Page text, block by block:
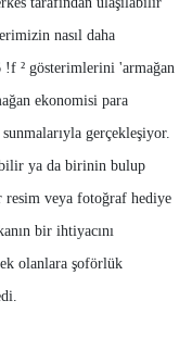
nasıl daha
!f ² gösterimlerini 'armağan
ekonomisi para
gerçekleşiyor.
ya da birinin bulup
resim veya fotoğraf hediye
bir ihtiyacını
olanlara şoförlük